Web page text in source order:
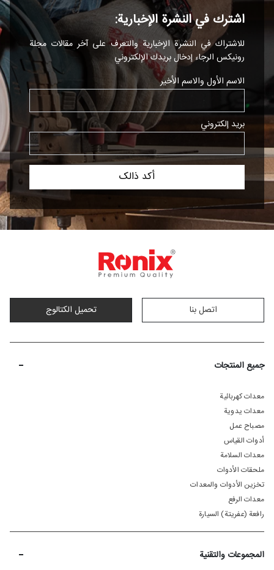
اشترك في النشرة الإخبارية:
للاشتراك في النشرة الإخبارية والتعرف على آخر مقالات مجلة
رونیکس الرجاء إدخال بريدك الإلكتروني
الاسم الأول والاسم الأخير
بريد إلكتروني
اتصل بنا تحمیل الکتالوج
جميع المنتجات -
معدات كهربائية
معدات يدوية
مصباح عمل
أدوات القياس
معدات السلامة
ملحقات الأدوات
تخزين الأدوات والمعدات
معدات الرفع
رافعة (عفريتة) السيارة
المجموعات والتقنية -